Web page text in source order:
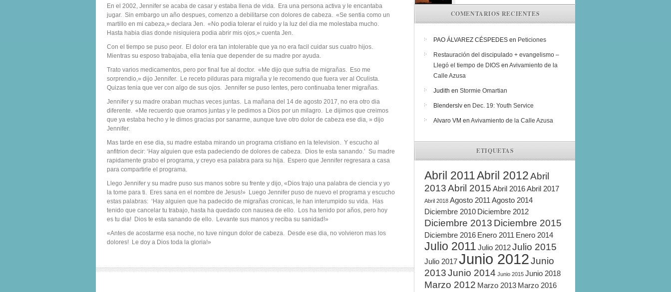
En el 2002, Jennifer se acaba de casar y estaba llena de vida. Era una persona activa y le encantaba
jugar. Sin embargo un año despues, comenzo a debilitarse con dolores de cabeza. «Se sentia como un
martillo en mi cabeza,» declara Jen. «No podia tolerar el ruido y la luz del dia me molestaba mucho.
Hasta habia dias donde nisiquiera podia abrir mis ojos,» cuenta Jen.
Con el tiempo se puso peor. El dolor era tan intolerable que ya no era facil cuidar sus cuatro hijos.
Mientras su esposo trabajaba, ella tenia que depender de su madre por ayuda.
Trato varios medicamentos, pero por final fue al doctor. «Me dijo que sufria de migrañas. Eso me
sorprendio,» dijo Jennifer. Le receto pilduras para migraña y le recomendo que fuera ver al Oculista.
Quizas tenia que ver con algo de sus ojos. Jennifer se puso lentes, pero continuaba tener migrañas.
Jennifer y su madre oraban muchas veces juntas. La mañana del 14 de agosto 2017, no era otro dia
diferente. «Me recuerdo que oramos juntas y le pedimos a Dios por un milagro. Le dijimos que creimos
que ya estaba hecho y le dimos gracias por sanarme, aunque tuve otro dolor de cabeza ese dia, » dijo
Jennifer.
Mas tarde en ese dia, su madre estaba mirando un programa cristiano en la television. Y escucho al
anfitrion decir: ‘Hay alguien que esta padeciendo de dolores de cabeza. Dios te esta sanando.’ Su madre
rapidamente grabo el programa, y creyo esa palabra para su hija. Espero que Jennifer regresara a casa
para compartirle el programa.
Llego Jennifer y su madre puso sus manos sobre su frente y dijo, «Dios trajo una palabra de ciencia y yo
la tome para ti. Eres sana en el nombre de Jesus!» Luego Jennifer puso de nuevo el programa y escucho
estas palabras: ‘Hay alguien que ha padecido de migrañas cronicas, le han interumpido su vida. Has
tenido que cancelar tu trabajo, hasta ha quedado con nausea de ello. Los ha tenido por años, pero hoy
es tu dia! Dios te esta sanando de ello. Levante sus manos y reciba su sanidad!»
«Antes de acostarme esa noche, no tuve ningun dolor de cabeza. Desde ese dia, no volvieron mas los
dolores! Le doy a Dios toda la gloria!»
COMENTARIOS RECIENTES
PAO ÁLVAREZ CÉSPEDES en Peticiones
Restauración del discipulado + evangelismo –
Llegó el tiempo de DIOS en Avivamiento de la
Calle Azusa
Judith en Stormie Omartian
Blenderslv en Dec. 19: Youth Service
Alvaro VM en Avivamiento de la Calle Azusa
ETIQUETAS
Abril 2011Abril 2012Abril
2013Abril 2015 Abril 2016Abril 2017
Abril 2018 Agosto 2011 Agosto 2014
Diciembre 2010 Diciembre 2012
Diciembre 2013 Diciembre 2015
Diciembre 2016 Enero 2011 Enero 2014
Julio 2011 Julio 2012Julio 2015
Julio 2017Junio 2012Junio
2013Junio 2014 Junio 2015 Junio 2018
Marzo 2012 Marzo 2013 Marzo 2016